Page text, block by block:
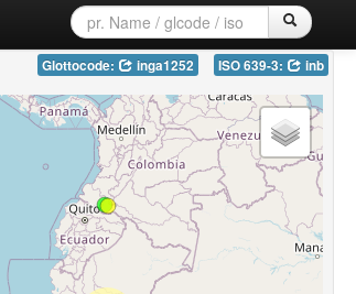
Glottocode: inga1252 ISO 639-3: inb